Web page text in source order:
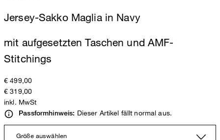
Jersey-Sakko Maglia in Navy
mit aufgesetzten Taschen und AMF-
Stitchings
€ 499,00
€ 319,00
inkl. MwSt
Passformhinweis: Dieser Artikel fällt normal aus.
Größe auswählen